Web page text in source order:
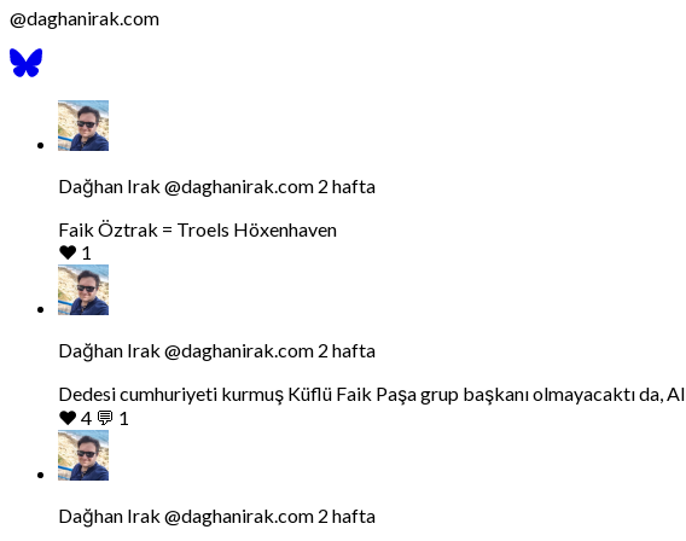
@daghanirak.com
Bluesky
Profilini
Bluesky'da
Dağhan
Irak
tarafindan
yazilan
gonderiyi
goruntule
Dağhan Irak @daghanirak.com 2 hafta
Faik Öztrak = Troels Höxenhaven
❤️ 1
Bluesky'da
Dağhan
Irak
tarafindan
yazilan
gonderiyi
goruntule
Dağhan Irak @daghanirak.com 2 hafta
Dedesi cumhuriyeti kurmuş Küflü Faik Paşa grup başkanı olmayacaktı da,
❤️ 4 💬 1
Bluesky'da
Dağhan
Irak
tarafindan
yazilan
Dağhan Irak @daghanirak.com 2 hafta